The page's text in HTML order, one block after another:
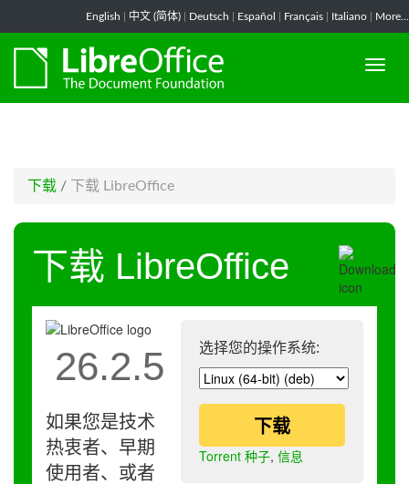
English 中文 (简体) Deutsch Español Français Italiano More...
下载 / 下载 LibreOffice
下载 LibreOffice
选择您的操作系统:
下载
Torrent 种子, 信息
26.2.5
如果您是技术
热衷者、早期
使用者、或者